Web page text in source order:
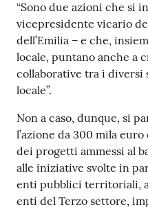
“Sono due azioni che si
vicepresidente vicario
dell’Emilia – e che,
locale, puntano anche a
collaborative tra i diversi
locale”.
Non a caso, dunque, si
l’azione da 300 mila
dei progetti ammessi al
alle iniziative svolte in
enti pubblici territoriali,
enti del Terzo settore,